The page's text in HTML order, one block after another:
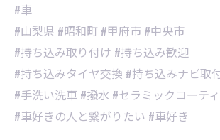
#車
#山梨県 #昭和町 #甲府市 #中央市
#持ち込み取り付け #持ち込み歓迎
#持ち込みタイヤ交換 #持ち込みナビ取
#手洗い洗車 #撥水 #セラミックコーテ
#車好きの人と繋がりたい #車好き